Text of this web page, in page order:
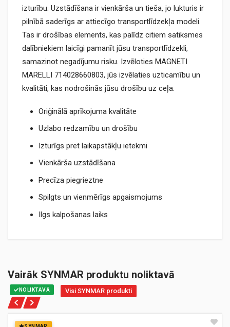
izturību. Uzstādīšana ir vienkārša un tieša, jo lukturis ir
pilnībā saderīgs ar attiecīgo transportlīdzekļa modeli.
Tas ir drošības elements, kas palīdz citiem satiksmes
dalībniekiem laicīgi pamanīt jūsu transportlīdzekli,
samazinot negadījumu risku. Izvēloties MAGNETI
MARELLI 714028660803, jūs izvēlaties uzticamību un
kvalitāti, kas nodrošinās jūsu drošību uz ceļa.
Oriģinālā aprīkojuma kvalitāte
Uzlabo redzamību un drošību
Izturīgs pret laikapstākļu ietekmi
Vienkārša uzstādīšana
Precīza piegrieztne
Spilgts un vienmērīgs apgaismojums
Ilgs kalpošanas laiks
KREISĀS-/LABĀS PUSES KUSTĪBA
Labās puses kustībai
PAPILDUS ARTIKULS/PAPILDUS INFORMĀCIJA
ar spuldzes turētāju
Vairāk SYNMAR produktu noliktavā
NOLIKTAVĀ Visi SYNMAR produkti